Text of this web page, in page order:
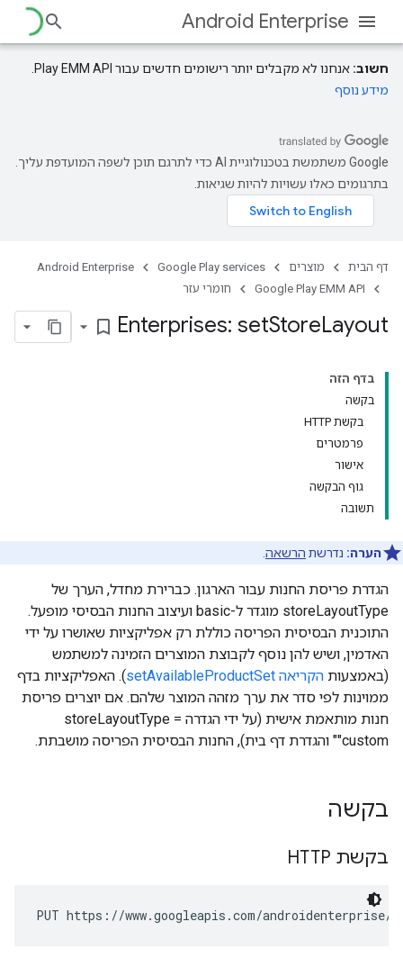
Android Enterprise
חשוב: אנחנו לא מקבלים יותר רישומים חדשים עבור Play EMM API.
מידע נוסף
‫Google משתמשת בטכנולוגיית AI כדי לתרגם תוכן לשפה המועדפת עליך.
בתרגומים כאלו עשויות להיות שגיאות.
דף הבית מוצרים Google Play services
Android Enterprise
Google Play EMM API
חומרי עזר
Enterprises: setStoreLayout
bookmark_border
בדף הזה
בקשה
בקשת HTTP
פרמטרים
אישור
גוף הבקשה
תשובה
הערה: נדרשת הרשאה
הגדרת פריסת החנות עבור הארגון. כברירת מחדל, הערך של
storeLayoutType מוגדר ל-basic ועיצוב החנות הבסיסי מופעל.
התוכנית הבסיסית הפריסה כוללת רק אפליקציות שאושרו על ידי
האדמין, ושיש להן נוסף לקבוצת המוצרים הזמינה למשתמש
(באמצעות הקריאה setAvailableProductSet
). האפליקציות בדף
ממוינות לפי סדר את ערך מזהה המוצר שלהם. אם יוצרים פריסת
חנות מותאמת אישית (על ידי הגדרה storeLayoutType =
"custom" והגדרת דף בית), החנות הבסיסית הפריסה מושבתת.
בקשה
בקשת HTTP
PUT https://www.googleapis.com/androidenterprise/